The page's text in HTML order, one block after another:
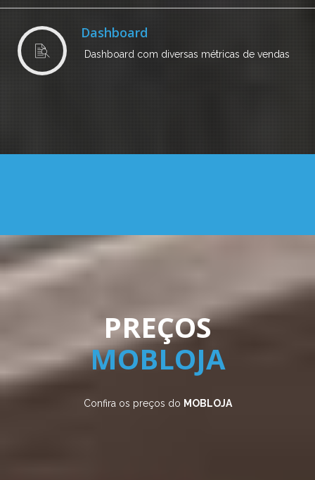
Dashboard
Dashboard com diversas métricas de vendas
PREÇOS
MOBLOJA
Confira os preços do MOBLOJA